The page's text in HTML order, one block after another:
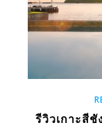
รีวิวเกาะสี